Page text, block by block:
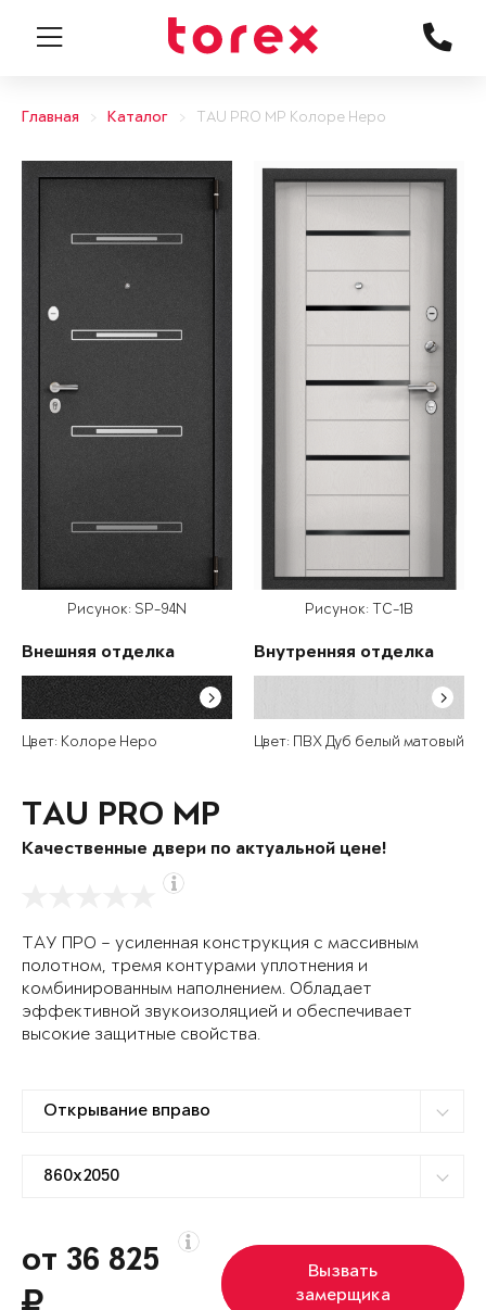
Главная Каталог TAU PRO MP Колоре Неро
Рисунок: SP-94N
Внешняя отделка
Цвет: Колоре Неро
Рисунок: TC-1B
Внутренняя отделка
Цвет: ПВХ Дуб белый матовый
TAU PRO MP
Качественные двери по актуальной цене!
ТАУ ПРО – усиленная конструкция с массивным
полотном, тремя контурами уплотнения и
комбинированным наполнением. Обладает
эффективной звукоизоляцией и обеспечивает
высокие защитные свойства.
от 36 825
Вызвать
замерщика